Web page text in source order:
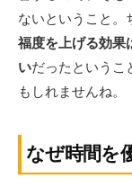
ないということ。
福度を上げる効果
いだったというこ
もしれませんね。
なぜ時間を